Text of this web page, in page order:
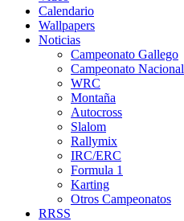
Calendario
Wallpapers
Noticias
Campeonato Gallego
Campeonato Nacional
WRC
Montaña
Autocross
Slalom
Rallymix
IRC/ERC
Formula 1
Karting
Otros Campeonatos
RRSS